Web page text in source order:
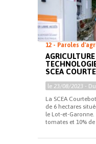
12 - Paroles
SCEA
le 23/08/2023 -
La SCEA
de 6 hectares
le Lot-et-
tomates et 10%